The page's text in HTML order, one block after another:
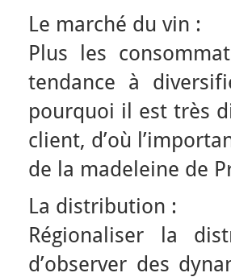
Le marché du vin :
Plus les
tendance à
pourquoi il est très
client, d’où
de la madeleine de
La distribution :
Régionaliser la
d’observer des